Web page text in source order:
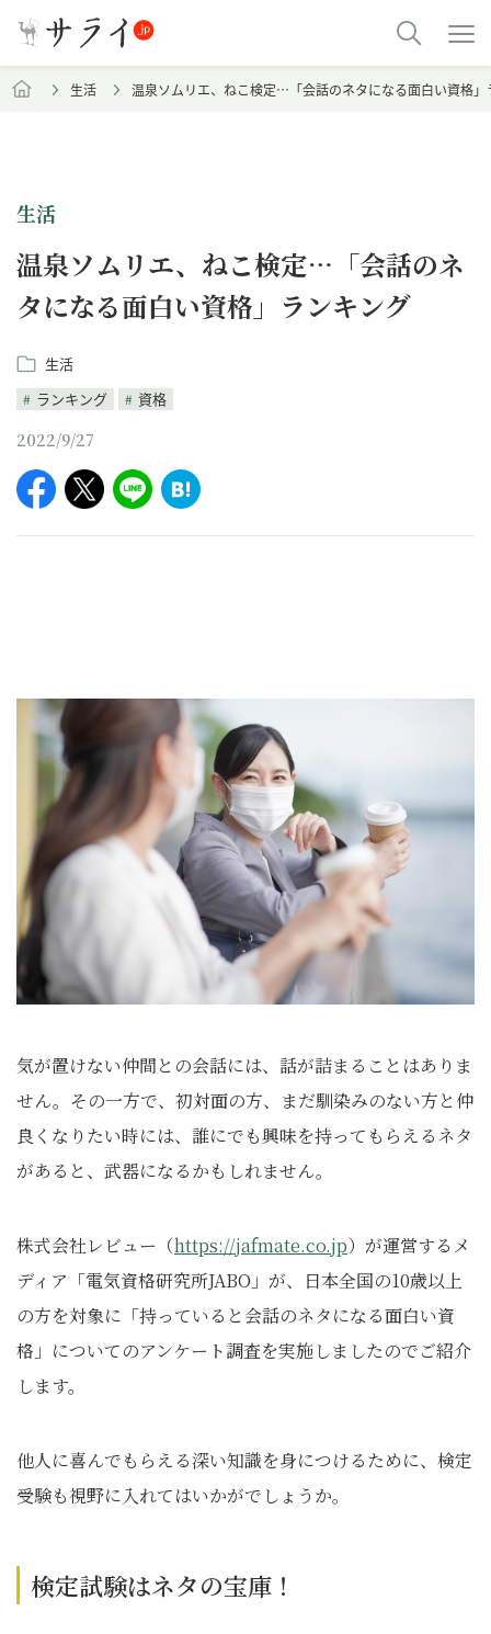
生活 温泉ソムリエ、ねこ検定…「会話のネタになる面白い資格」
生活
​温泉ソムリエ、ねこ検定…「会話のネ
タになる面白い資格」ランキング
生活
ランキング
資格
2022/9/27
気が置けない仲間との会話には、話が詰まることはありま
せん。その一方で、初対面の方、まだ馴染みのない方と仲
良くなりたい時には、誰にでも興味を持ってもらえるネタ
があると、武器になるかもしれません。
株式会社レビュー（https://jafmate.co.jp）が運営するメ
ディア「電気資格研究所JABO」が、日本全国の10歳以上
の方を対象に「持っていると会話のネタになる面白い資
格」についてのアンケート調査を実施しましたのでご紹介
します。
他人に喜んでもらえる深い知識を身につけるために、検定
受験も視野に入れてはいかがでしょうか。
検定試験はネタの宝庫！